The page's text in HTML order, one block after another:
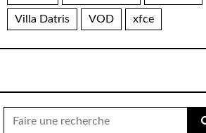
Villa Datris VOD xfce
pour: